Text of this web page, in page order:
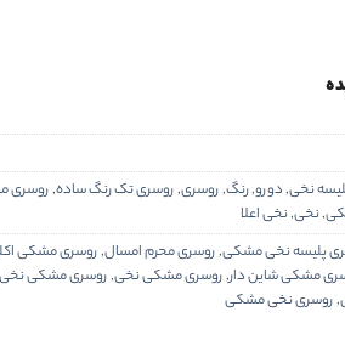
نخی,دورو,رنگ,روسری,روسری تک رنگ ساده,روسری
,نخی,نخی اعلا
پلیسه نخی مشکی,روسری محرم امسال,روسری مشکی
مشکی شاین دار,روسری مشکی نخی,روسری مشکی نخی
,روسری نخی مشکی